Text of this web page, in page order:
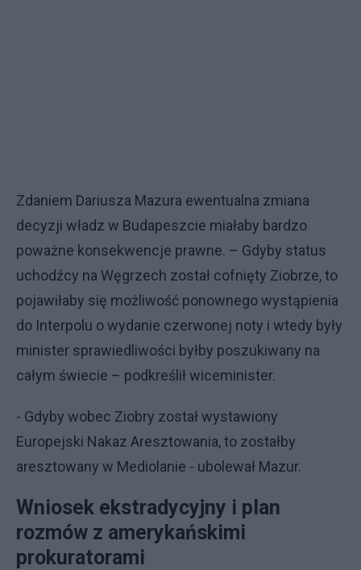
Zdaniem Dariusza Mazura ewentualna zmiana
decyzji władz w Budapeszcie miałaby bardzo
poważne konsekwencje prawne. – Gdyby status
uchodźcy na Węgrzech został cofnięty Ziobrze, to
pojawiłaby się możliwość ponownego wystąpienia
do Interpolu o wydanie czerwonej noty i wtedy były
minister sprawiedliwości byłby poszukiwany na
całym świecie – podkreślił wiceminister.
- Gdyby wobec Ziobry został wystawiony
Europejski Nakaz Aresztowania, to zostałby
aresztowany w Mediolanie - ubolewał Mazur.
Wniosek ekstradycyjny i plan
rozmów z amerykańskimi
prokuratorami